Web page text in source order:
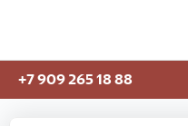
+7 909 265 18 88